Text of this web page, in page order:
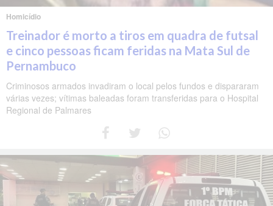
Homicídio
Treinador é morto a tiros em quadra de futsal
e cinco pessoas ficam feridas na Mata Sul de
Pernambuco
Criminosos armados invadiram o local pelos fundos e dispararam
várias vezes; vítimas baleadas foram transferidas para o Hospital
Regional de Palmares